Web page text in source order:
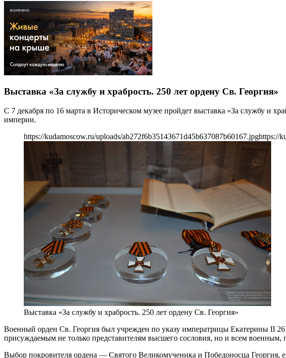
Выставка «За службу и храбрость. 250 лет ордену Св. Георгия»
С 7 декабря по 16 марта в Историческом музее пройдет выставка «За службу и
империи.
https://kudamoscow.ru/uploads/ab272f6b35143671d45b637087b60167.jpghttps://
Выставка «За службу и храбрость. 250 лет ордену Св. Георгия»
Военный орден Св. Георгия был учрежден по указу императрицы Екатерины II 26
присуждаемым не только представителям высшего сословия, но и всем
Выбор покровителя ордена — Святого Великомученика и Победоносца